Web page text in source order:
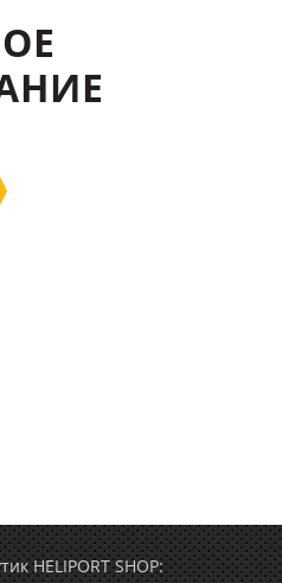
HELIPORT SHOP: